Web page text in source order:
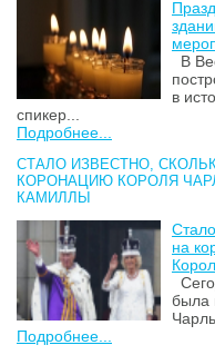
В
в
спикер...
Подробнее...
СТАЛО ИЗВЕСТНО,
КОРОНАЦИЮ КОРОЛЯ
КАМИЛЛЫ
на
была
Подробнее...